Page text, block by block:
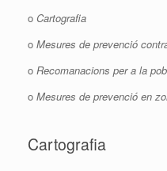
o Cartografia
o Mesures de prevenció
o Recomanacions per a la
o Mesures de prevenció en
Cartografia